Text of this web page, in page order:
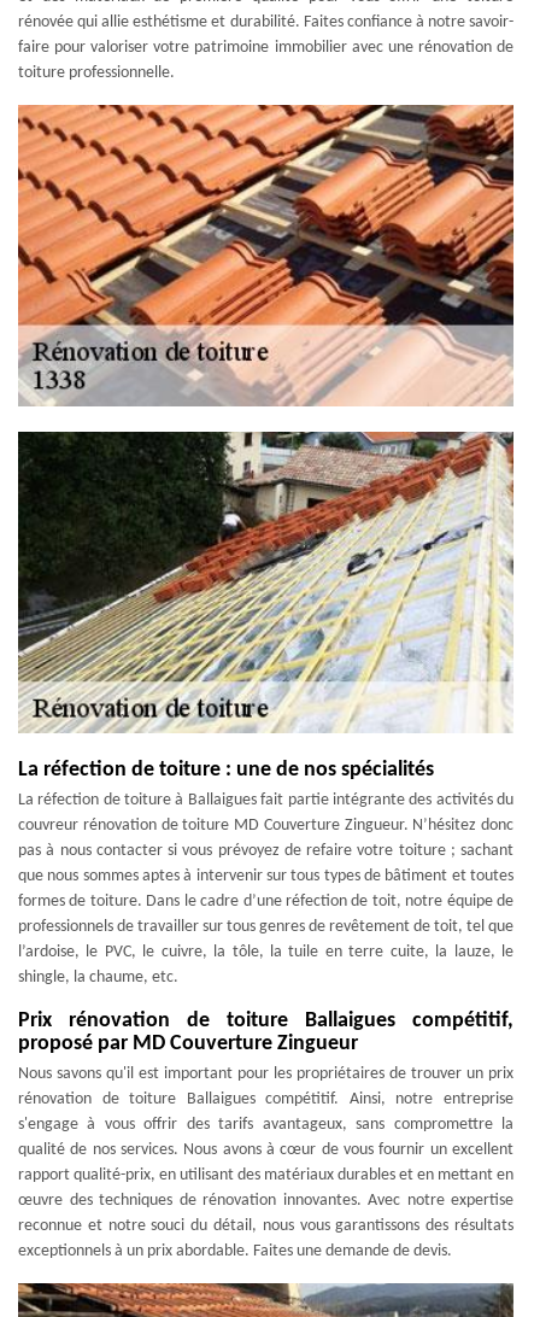
rénovée qui allie esthétisme et durabilité. Faites confiance à notre savoir-
faire pour valoriser votre patrimoine immobilier avec une rénovation de
toiture professionnelle.
La réfection de toiture : une de nos spécialités
La réfection de toiture à Ballaigues fait partie intégrante des activités du
couvreur rénovation de toiture MD Couverture Zingueur. N’hésitez donc
pas à nous contacter si vous prévoyez de refaire votre toiture ; sachant
que nous sommes aptes à intervenir sur tous types de bâtiment et toutes
formes de toiture. Dans le cadre d’une réfection de toit, notre équipe de
professionnels de travailler sur tous genres de revêtement de toit, tel que
l’ardoise, le PVC, le cuivre, la tôle, la tuile en terre cuite, la lauze, le
shingle, la chaume, etc.
Prix rénovation de toiture Ballaigues compétitif,
proposé par MD Couverture Zingueur
Nous savons qu'il est important pour les propriétaires de trouver un prix
rénovation de toiture Ballaigues compétitif. Ainsi, notre entreprise
s'engage à vous offrir des tarifs avantageux, sans compromettre la
qualité de nos services. Nous avons à cœur de vous fournir un excellent
rapport qualité-prix, en utilisant des matériaux durables et en mettant en
œuvre des techniques de rénovation innovantes. Avec notre expertise
reconnue et notre souci du détail, nous vous garantissons des résultats
exceptionnels à un prix abordable. Faites une demande de devis.